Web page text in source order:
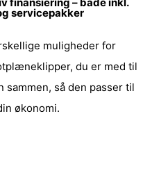
servicepakker
muligheder for
du er med til
så den passer til
økonomi.